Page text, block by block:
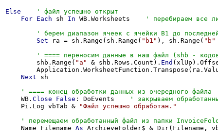
Else
For Each sh In WB.Worksheets
Set ra = sh.Range(sh.Range( "b1" ), sh.Range( "b"
        shb.Range(
"a" & shb.Rows.Count). End
Next sh
    WB.
Close False : DoEvents
    Pi.Log vbTab &
"Файл успешно обработан."
    Name Filename
As ArchieveFolder$ & Dir(Filename,